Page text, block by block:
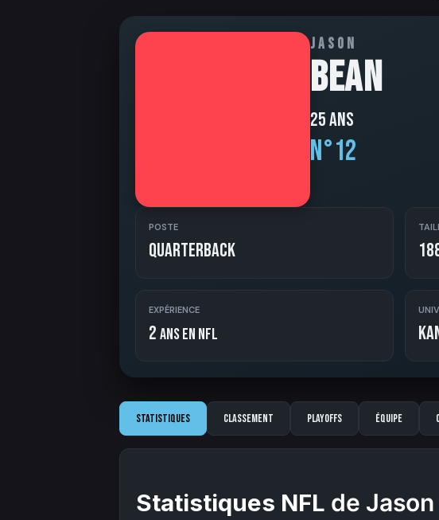
JASON
BEAN
25 ans
N°12
POSTE
Quarterback
EXPÉRIENCE
2 ans en NFL
Statistiques Classement Playoffs Équipe
Statistiques NFL de